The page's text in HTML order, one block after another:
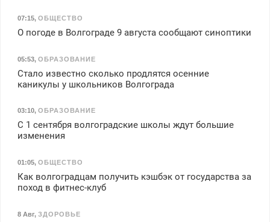
07:15, ОБЩЕСТВО
О погоде в Волгограде 9 августа сообщают синоптики
05:53, ОБРАЗОВАНИЕ
Стало известно сколько продлятся осенние
каникулы у школьников Волгограда
03:10, ОБРАЗОВАНИЕ
С 1 сентября волгоградские школы ждут большие
изменения
01:05, ОБЩЕСТВО
Как волгоградцам получить кэшбэк от государства за
поход в фитнес-клуб
8 Авг, ЗДОРОВЬЕ